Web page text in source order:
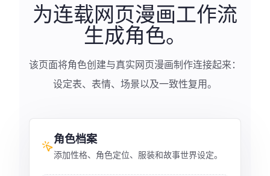
为连载网页漫画工作流
生成角色。
该页面将角色创建与真实网页漫画制作连接起来：
设定表、表情、场景以及一致性复用。
角色档案
添加性格、角色定位、服装和故事世界设定。